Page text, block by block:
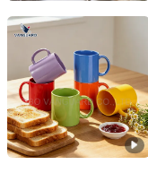
Zibo Vanguard Co.,Ltd
Shandong, China